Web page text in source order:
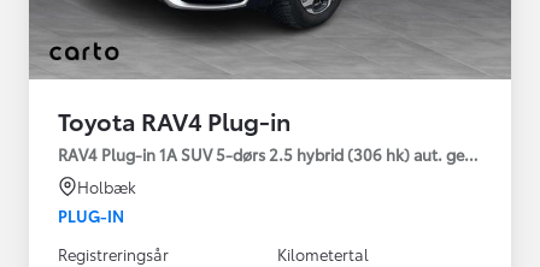
Toyota RAV4 Plug-in
RAV4 Plug-in 1A SUV 5-dørs 2.5 hybrid (306 hk) aut. gear AWD-i
Holbæk
PLUG-IN
Registreringsår
Kilometertal